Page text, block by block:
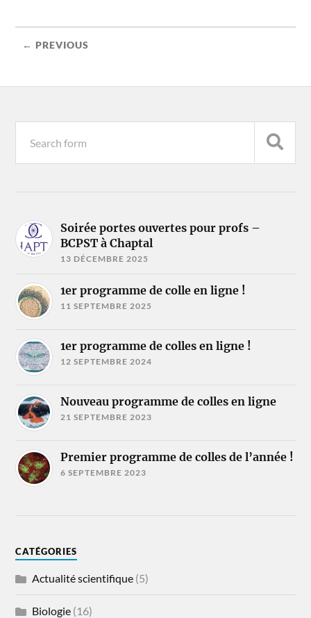
← PREVIOUS
Soirée portes ouvertes pour profs –
BCPST à Chaptal
13 DÉCEMBRE 2025
1er programme de colle en ligne !
11 SEPTEMBRE 2025
1er programme de colles en ligne !
12 SEPTEMBRE 2024
Nouveau programme de colles en ligne
21 SEPTEMBRE 2023
Premier programme de colles de l’année !
6 SEPTEMBRE 2023
CATÉGORIES
Actualité scientifique (5)
Biologie (16)